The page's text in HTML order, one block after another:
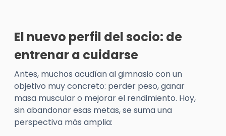
El nuevo perfil del socio: de
entrenar a cuidarse
Antes, muchos acudían al gimnasio con un
objetivo muy concreto: perder peso, ganar
masa muscular o mejorar el rendimiento. Hoy,
sin abandonar esas metas, se suma una
perspectiva más amplia: